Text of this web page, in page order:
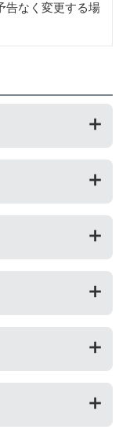
告なく変更する場
外品などとも言
よりも安価でご
ように作られて
あえて変更して
等量の印刷がで
ていても、必ず
ければご覧くだ
等量の印刷がで
ていても、必ず